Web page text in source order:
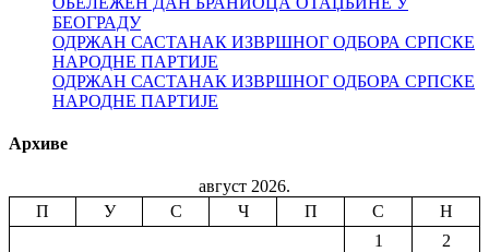
БЕОГРАДУ
ОДРЖАН САСТАНАК ИЗВРШНОГ ОДБОРА СРПСКЕ
НАРОДНЕ ПАРТИЈЕ
ОДРЖАН САСТАНАК ИЗВРШНОГ ОДБОРА СРПСКЕ
НАРОДНЕ ПАРТИЈЕ
Архиве
август 2026.
П
У С Ч П С
Н
1
2